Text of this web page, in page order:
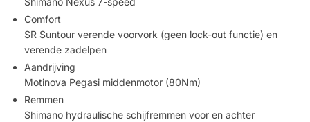
Comfort
SR Suntour verende voorvork (geen lock-out functie) en
verende zadelpen
Aandrijving
Motinova Pegasi middenmotor (80Nm)
Remmen
Shimano hydraulische schijfremmen voor en achter